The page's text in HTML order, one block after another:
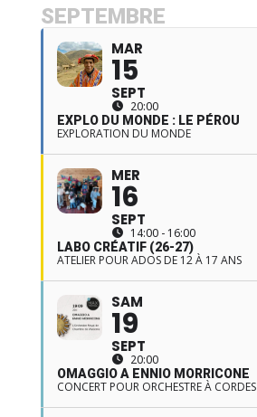
SEPTEMBRE
MAR
15
SEPT
20:00
EXPLO DU MONDE : LE PÉROU
EXPLORATION DU MONDE
MER
16
SEPT
14:00 - 16:00
LABO CRÉATIF (26-27)
ATELIER POUR ADOS DE 12 À 17 ANS
SAM
19
SEPT
20:00
OMAGGIO A ENNIO MORRICONE
CONCERT POUR ORCHESTRE À CORDES